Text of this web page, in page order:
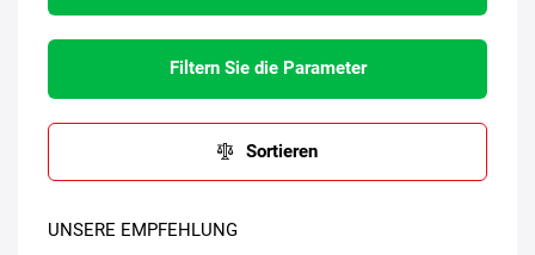
Filtern Sie die Parameter
Sortieren
UNSERE EMPFEHLUNG